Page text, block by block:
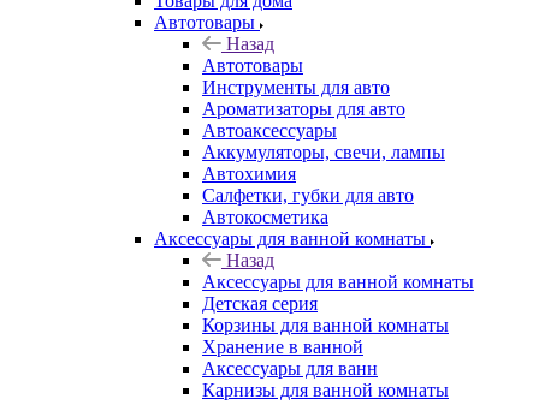
Автотовары
Назад
Автотовары
Инструменты для авто
Ароматизаторы для авто
Автоаксессуары
Аккумуляторы, свечи, лампы
Автохимия
Салфетки, губки для авто
Автокосметика
Аксессуары для ванной комнаты
Назад
Аксессуары для ванной комнаты
Детская серия
Корзины для ванной комнаты
Хранение в ванной
Аксессуары для ванн
Карнизы для ванной комнаты